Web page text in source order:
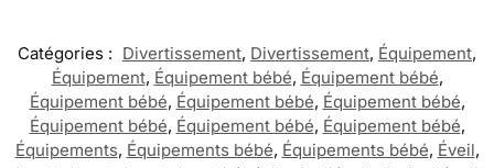
Catégories : Divertissement, Divertissement, Équipement,
Équipement, Équipement bébé, Équipement bébé,
Équipement bébé, Équipement bébé, Équipement bébé,
Équipement bébé, Équipement bébé, Équipement bébé,
Équipements, Équipements bébé, Équipements bébé, Éveil,